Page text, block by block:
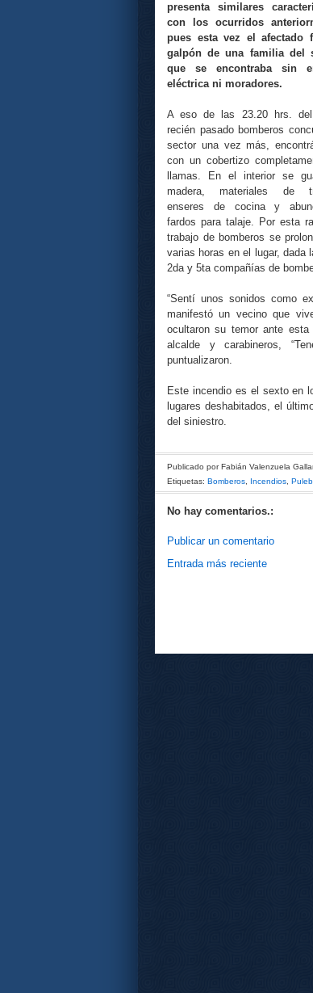
presenta similares
con los ocurridos
pues esta vez el afectado
galpón de una familia del
que se encontraba sin
eléctrica ni moradores.
A eso de las 23.20 hrs. del
recién pasado bomberos
sector una vez más,
con un cobertizo
llamas. En el interior se
madera, materiales de
enseres de cocina y
fardos para talaje. Por esta
trabajo de bomberos se
varias horas en el lugar, dada
2da y 5ta compañías de
“Sentí unos sonidos como
manifestó un vecino que
ocultaron su temor ante
alcalde y carabineros,
puntualizaron.
Este incendio es el sexto en
lugares deshabitados, el
del siniestro.
Publicado por Fabián Valenzuela
Etiquetas: Bomberos, Incendios,
No hay comentarios.:
Publicar un comentario
Entrada más reciente